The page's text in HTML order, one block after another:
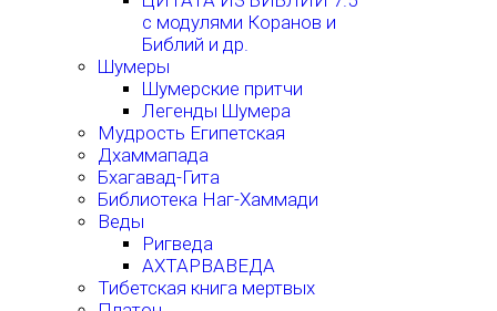
с модулями Коранов и
Библий и др.
Шумеры
Шумерские притчи
Легенды Шумера
Мудрость Египетская
Дхаммапада
Бхагавад-Гита
Библиотека Наг-Хаммади
Веды
Ригведа
АХТАРВАВЕДА
Тибетская книга мертвых